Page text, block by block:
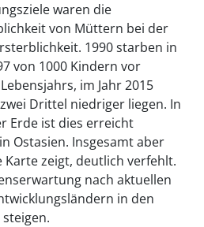
waren die
von Müttern bei der
1990 starben in
von 1000 Kindern vor
im Jahr 2015
Drittel niedriger liegen. In
Erde ist dies erreicht
Ostasien. Insgesamt aber
Karte zeigt, deutlich verfehlt.
nach aktuellen
in den